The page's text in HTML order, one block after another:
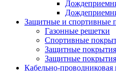
Защитные и спортивные
Газонные решетки
Спортивные
Защитные
Защитные покрытия
Кабельно-проводниковая